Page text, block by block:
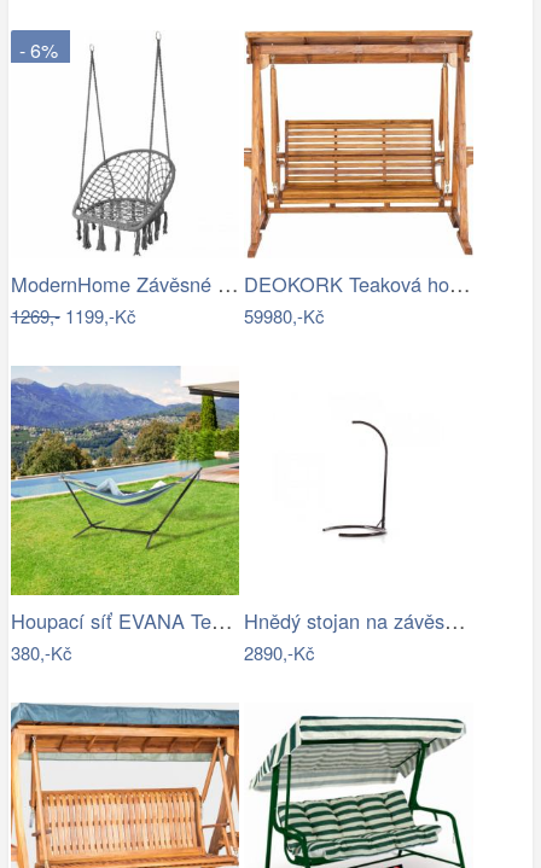
- 6%
ModernHome Závěsné křeslo s třásněmi -…
1269,-1199,-Kč
DEOKORK Teaková houpačka AVANTI Šíře…
59980,-Kč
Houpací síť EVANA Tempo Kondela
380,-Kč
Hnědý stojan na závěsné houpací křeslo…
2890,-Kč